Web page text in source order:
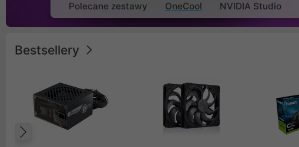
Polecane zestawy OneCool NVIDIA Studio
Bestsellery